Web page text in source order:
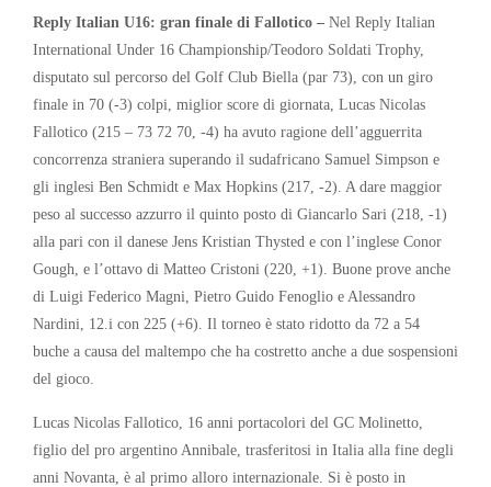
Reply Italian U16: gran finale di Fallotico – Nel Reply Italian
International Under 16 Championship/Teodoro Soldati Trophy,
disputato sul percorso del Golf Club Biella (par 73), con un giro
finale in 70 (-3) colpi, miglior score di giornata, Lucas Nicolas
Fallotico (215 – 73 72 70, -4) ha avuto ragione dell’agguerrita
concorrenza straniera superando il sudafricano Samuel Simpson e
gli inglesi Ben Schmidt e Max Hopkins (217, -2). A dare maggior
peso al successo azzurro il quinto posto di Giancarlo Sari (218, -1)
alla pari con il danese Jens Kristian Thysted e con l’inglese Conor
Gough, e l’ottavo di Matteo Cristoni (220, +1). Buone prove anche
di Luigi Federico Magni, Pietro Guido Fenoglio e Alessandro
Nardini, 12.i con 225 (+6). Il torneo è stato ridotto da 72 a 54
buche a causa del maltempo che ha costretto anche a due sospensioni
del gioco.
Lucas Nicolas Fallotico, 16 anni portacolori del GC Molinetto,
figlio del pro argentino Annibale, trasferitosi in Italia alla fine degli
anni Novanta, è al primo alloro internazionale. Si è posto in